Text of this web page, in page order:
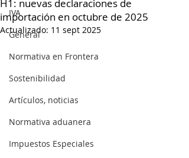
IVA
General
Normativa en Frontera
Sostenibilidad
Artículos, noticias
Normativa aduanera
Impuestos Especiales
H1: nuevas declaraciones de
importación en octubre de 2025
Actualizado: 11 sept 2025